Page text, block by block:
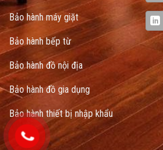
Bảo hành máy giặt
Bảo hành bếp từ
Bảo hành đồ nội địa
Bảo hành đồ gia dụng
Bảo hành thiết bị nhập khẩu